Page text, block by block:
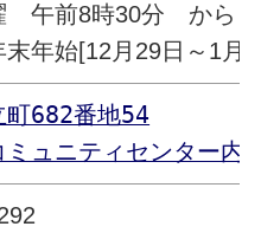
午前8時30分 から
末年始[12月29日～1月
町682番地54
ュニティセンター内